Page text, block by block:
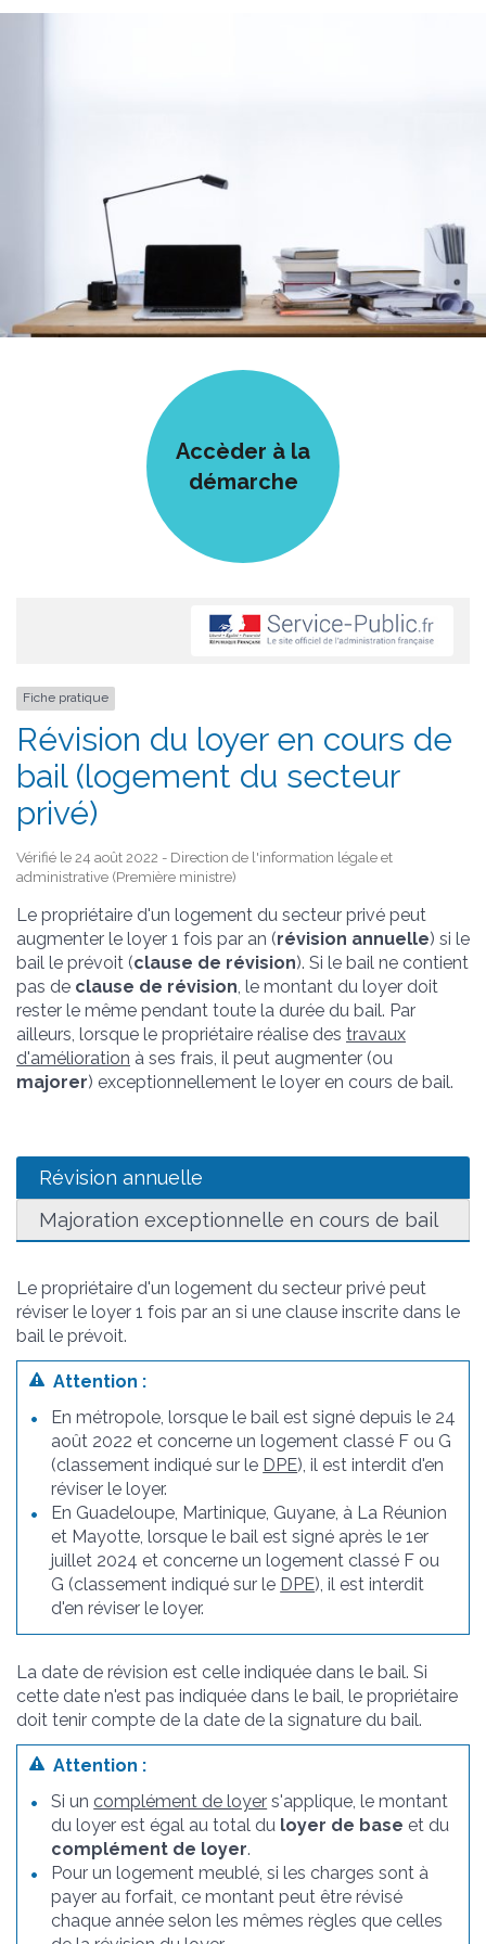
Accèder à la
démarche
Fiche pratique
Révision du loyer en cours de
bail (logement du secteur
privé)
Vérifié le 24 août 2022 - Direction de l'information légale et
administrative (Première ministre)
Le propriétaire d'un logement du secteur privé peut
augmenter le loyer 1 fois par an (révision annuelle) si le
bail le prévoit (clause de révision). Si le bail ne contient
pas de clause de révision , le montant du loyer doit
rester le même pendant toute la durée du bail. Par
ailleurs, lorsque le propriétaire réalise des travaux
d'amélioration à ses frais, il peut augmenter (ou
majorer) exceptionnellement le loyer en cours de bail.
Révision annuelle
Majoration exceptionnelle en cours de bail
Le propriétaire d'un logement du secteur privé peut
réviser le loyer 1 fois par an si une clause inscrite dans le
bail le prévoit.
Attention :
En métropole, lorsque le bail est signé depuis le 24
août 2022 et concerne un logement classé F ou G
(classement indiqué sur le DPE), il est interdit d'en
réviser le loyer.
En Guadeloupe, Martinique, Guyane, à La Réunion
et Mayotte, lorsque le bail est signé après le 1er
juillet 2024 et concerne un logement classé F ou
G (classement indiqué sur le DPE), il est interdit
d'en réviser le loyer.
La date de révision est celle indiquée dans le bail. Si
cette date n'est pas indiquée dans le bail, le propriétaire
doit tenir compte de la date de la signature du bail.
Attention :
Si un complément de loyer s'applique, le montant
du loyer est égal au total du loyer de base et du
complément de loyer.
Pour un logement meublé, si les charges sont à
payer au forfait, ce montant peut être révisé
chaque année selon les mêmes règles que celles